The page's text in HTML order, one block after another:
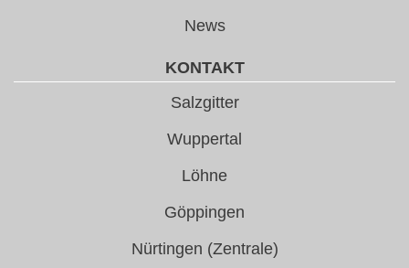
News
KONTAKT
Salzgitter
Wuppertal
Löhne
Göppingen
Nürtingen (Zentrale)